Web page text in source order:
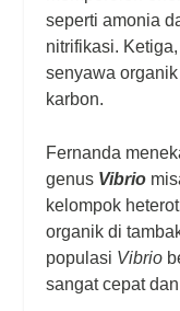
seperti amonia
nitrifikasi. Ketiga,
senyawa
karbon.
Fernanda
genus Vibrio
kelompok
organik di
populasi Vibrio
sangat cepat